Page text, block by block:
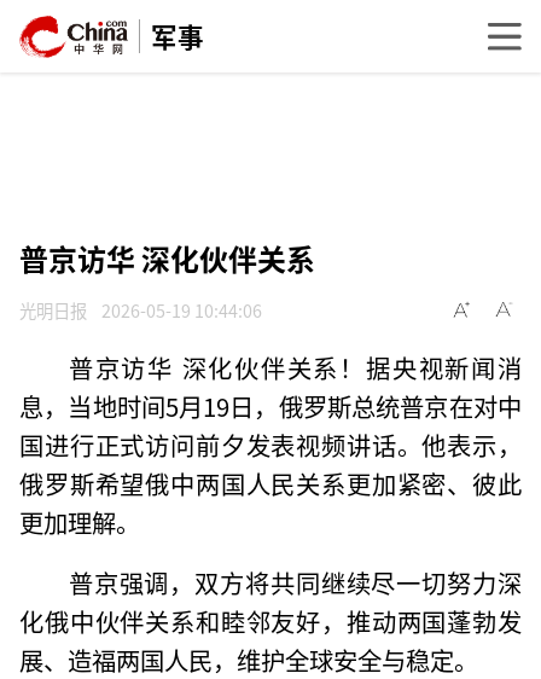
军事
普京访华 深化伙伴关系
光明日报 2026-05-19 10:44:06
普京访华 深化伙伴关系！据央视新闻消
息，当地时间5月19日，俄罗斯总统普京在对中
国进行正式访问前夕发表视频讲话。他表示，
俄罗斯希望俄中两国人民关系更加紧密、彼此
更加理解。
普京强调，双方将共同继续尽一切努力深
化俄中伙伴关系和睦邻友好，推动两国蓬勃发
展、造福两国人民，维护全球安全与稳定。